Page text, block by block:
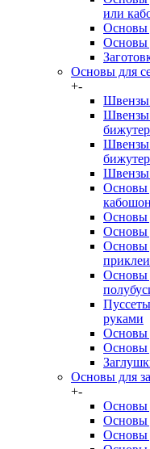
или
Основы
Основы
Основы для
+-
Швензы
Швензы
Швензы
Швензы
Основы
Основы
Основы
Основы
Основы
руками
Основы
Основы
Основы для
+-
Основы
Основы
Основы